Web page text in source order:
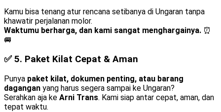
Kamu bisa tenang atur rencana setibanya di Ungaran tanpa
khawatir perjalanan molor.
Waktumu berharga, dan kami sangat menghargainya. ⏰
🚐
✅ 5. Paket Kilat Cepat & Aman
Punya paket kilat, dokumen penting, atau barang
dagangan yang harus segera sampai ke Ungaran?
Serahkan aja ke Arni Trans. Kami siap antar cepat, aman, dan
tepat waktu.